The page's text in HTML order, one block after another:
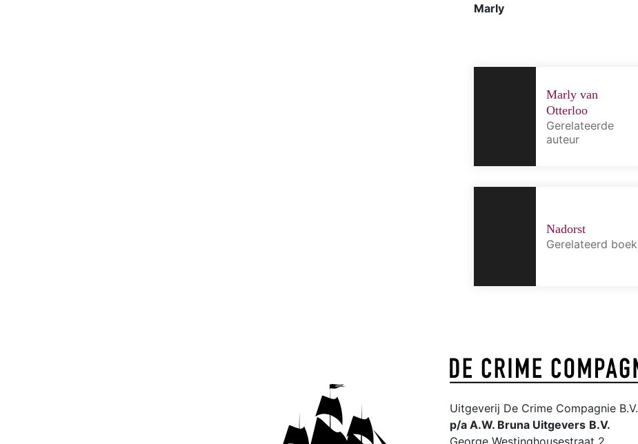
Marly
Marly van
Otterloo
Gerelateerde
auteur
Nadorst
Gerelateerd boek
Uitgeverij De Crime Compagnie B.V.
p/a A.W. Bruna Uitgevers B.V.
George Westinghousestraat 2